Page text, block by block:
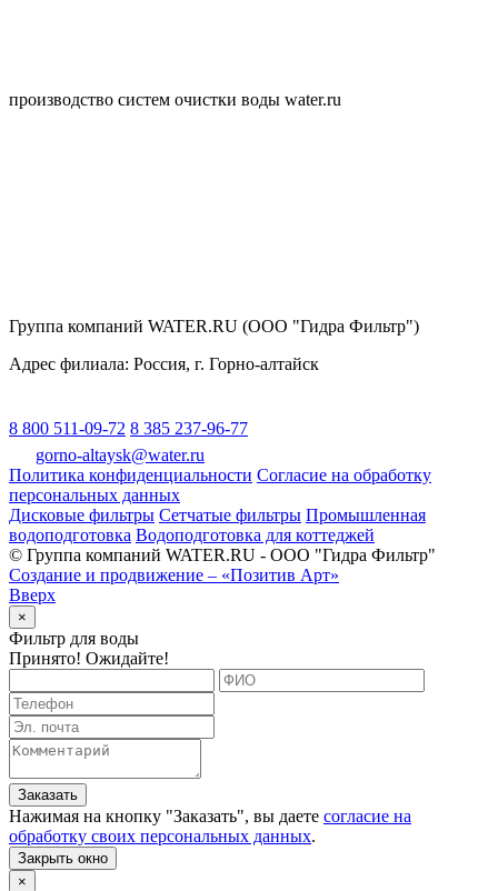
производство систем очистки воды water.ru
Группа компаний WATER.RU (ООО "Гидра Фильтр")
Адрес филиала: Россия, г. Горно-алтайск
8 800 511-09-72 8 385 237-96-77
gorno-altaysk@water.ru
Политика конфиденциальности Согласие на обработку
персональных данных
Дисковые фильтры Сетчатые фильтры Промышленная
водоподготовка Водоподготовка для коттеджей
© Группа компаний WATER.RU - ООО "Гидра Фильтр"
Создание и продвижение – «Позитив Арт»
Вверх
×
Фильтр для воды
Принято! Ожидайте!
Заказать
Нажимая на кнопку "Заказать", вы даете согласие на
обработку своих персональных данных.
Закрыть окно
×